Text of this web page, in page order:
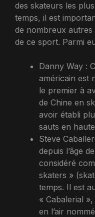
des skateurs les
temps, il est
de nombreux autres
de ce sport. Parmi
Danny Way :
américain est
le premier à
de Chine en
avoir établi
sauts en
Steve
depuis l’âge
considéré
skaters »
temps. Il est
« Cabalerial
en l’air